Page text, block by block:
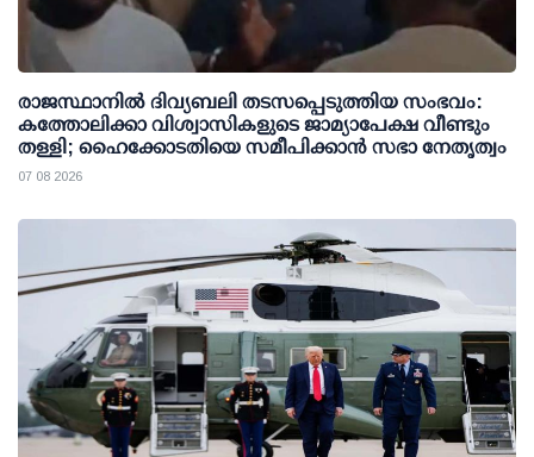
രാജസ്ഥാനിൽ ദിവ്യബലി തടസപ്പെടുത്തിയ സംഭവം:
കത്തോലിക്കാ വിശ്വാസികളുടെ ജാമ്യാപേക്ഷ വീണ്ടും
തള്ളി; ഹൈക്കോടതിയെ സമീപിക്കാൻ സഭാ നേതൃത്വം
07 08 2026